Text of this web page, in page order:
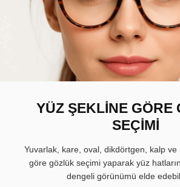
YÜZ ŞEKLİNE GÖRE
SEÇİMİ
Yuvarlak, kare, oval, dikdörtgen, kalp ve
göre gözlük seçimi yaparak yüz
dengeli görünümü elde